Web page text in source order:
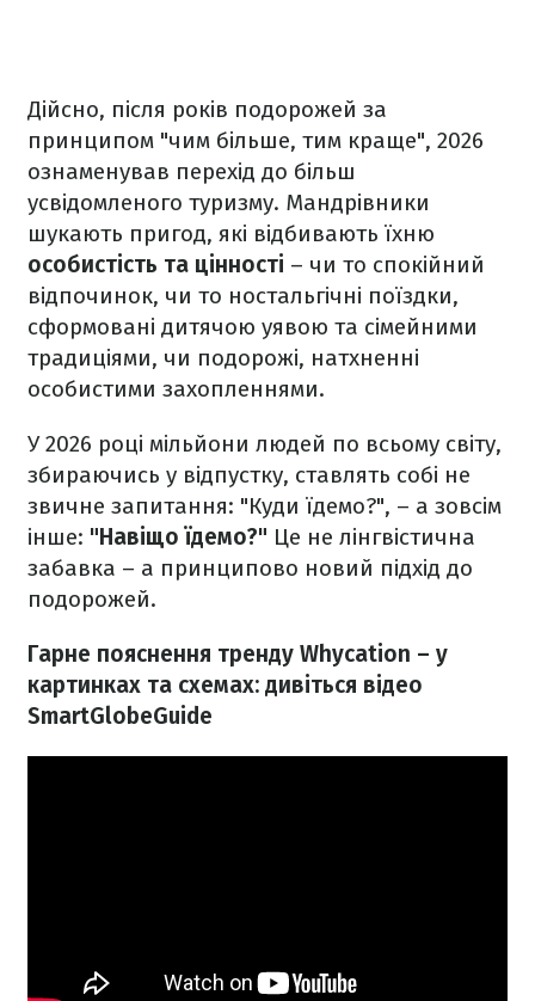
Дійсно, після років подорожей за
принципом "чим більше, тим краще", 2026
ознаменував перехід до більш
усвідомленого туризму. Мандрівники
шукають пригод, які відбивають їхню
особистість та цінності – чи то спокійний
відпочинок, чи то ностальгічні поїздки,
сформовані дитячою уявою та сімейними
традиціями, чи подорожі, натхненні
особистими захопленнями.
У 2026 році мільйони людей по всьому світу,
збираючись у відпустку, ставлять собі не
звичне запитання: "Куди їдемо?", – а зовсім
інше: "Навіщо їдемо?" Це не лінгвістична
забавка – а принципово новий підхід до
подорожей.
Гарне пояснення тренду Whycation – у
картинках та схемах: дивіться відео
SmartGlobeGuide